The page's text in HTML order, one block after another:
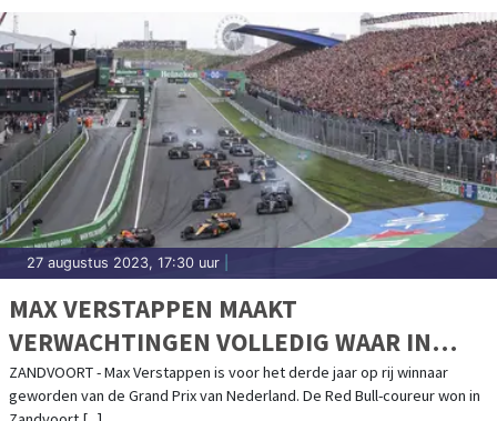
27 augustus 2023, 17:30 uur
MAX VERSTAPPEN MAAKT
VERWACHTINGEN VOLLEDIG WAAR IN
ZANDVOORT
ZANDVOORT - Max Verstappen is voor het derde jaar op rij winnaar
geworden van de Grand Prix van Nederland. De Red Bull-coureur won in